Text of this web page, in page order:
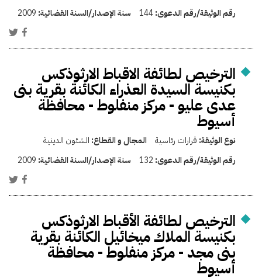
رقم الوثيقة/رقم الدعوى:144 سنة الإصدار/السنة القضائية: 2009
الترخيص لطائفة الاقباط الارثوذكس
بكنيسة السيدة العذراء الكائنة بقرية بنى
عدى عليو - مركز منفلوط - محافظة
أسيوط
نوع الوثيقة: قرارات رئاسية المجال و القطاع: الشئون الدينية
رقم الوثيقة/رقم الدعوى: 132 سنة الإصدار/السنة القضائية: 2009
الترخيص لطائفة الأقباط الارثوذكس
بكنيسة الملاك ميخائيل الكائنة بقرية
بنى مجد - مركز منفلوط - محافظة
أسيوط